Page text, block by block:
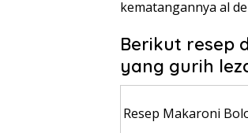
kematangannya al
Berikut resep
yang gurih
Resep Makaroni